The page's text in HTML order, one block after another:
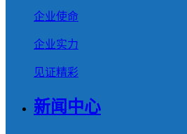
企业使命
企业实力
见证精彩
新闻中心